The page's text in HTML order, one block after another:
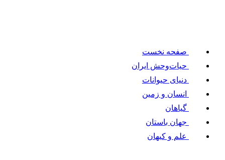
صفحه نخست
حیات‌وحش ایران
دنیای حیوانات
انسان و زمین
گیاهان
جهان باستان
علم و کیهان